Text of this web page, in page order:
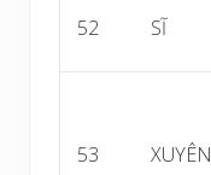
52 SĨ
53 XUYÊN